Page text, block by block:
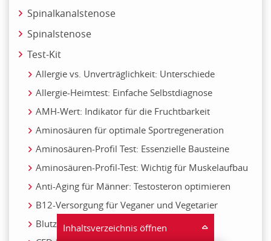
Inhaltsverzeichnis öffnen
Spinalkanalstenose
Spinalstenose
Test-Kit
Allergie vs. Unverträglichkeit: Unterschiede
Allergie-Heimtest: Einfache Selbstdiagnose
AMH-Wert: Indikator für die Fruchtbarkeit
Aminosäuren für optimale Sportregeneration
Aminosäuren-Profil Test: Essenzielle Bausteine
Aminosäuren-Profil-Test: Wichtig für Muskelaufbau
Anti-Aging für Männer: Testosteron optimieren
B12-Versorgung für Veganer und Vegetarier
Blutzuckerspiegel natürlich regulieren